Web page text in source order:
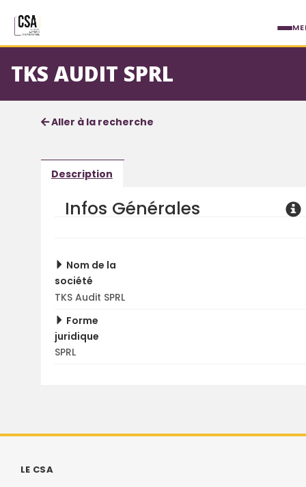
TKS AUDIT SPRL
Fiche société
Informations détaillées
Aller à la recherche
Description
Infos Générales
Nom de la
société
TKS Audit SPRL
Forme
juridique
SPRL
LE CSA